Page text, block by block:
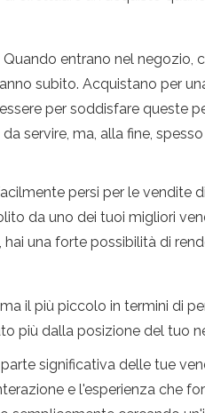
entrano nel negozio,
subito. Acquistano per
per soddisfare queste
servire, ma, alla fine,
persi per le vendite
da uno dei tuoi migliori
una forte possibilità di
il più piccolo in termini di
più dalla posizione del tuo
significativa delle tue
e l'esperienza che